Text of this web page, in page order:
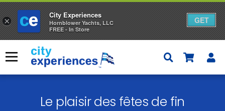
content
Menu
Le plaisir des fêtes de fin
×
City Experiences
Hornblower Yachts, LLC
FREE - In Store
GET